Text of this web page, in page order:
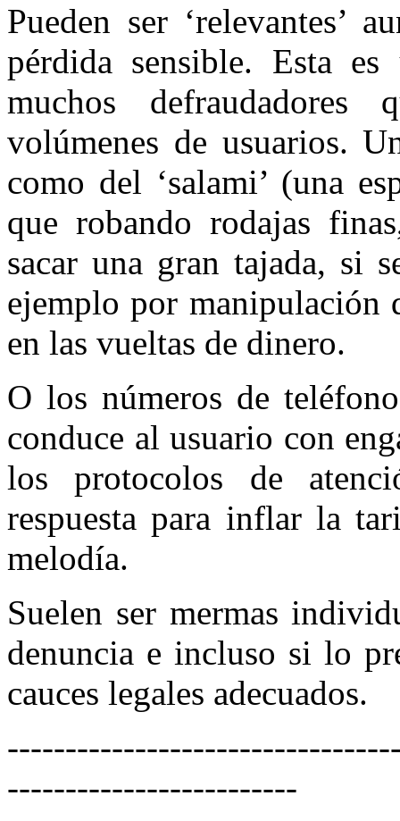
Pueden ser ‘relevantes’
pérdida sensible. Esta
muchos
volúmenes de usuarios.
como del ‘salami’ (una
que robando rodajas
sacar una gran tajada, si
ejemplo por manipulación
en las vueltas de dinero.
O los números de
conduce al usuario con
los protocolos de
respuesta para inflar la
melodía.
Suelen ser mermas
denuncia e incluso si lo
cauces legales adecuados.
-------------------------